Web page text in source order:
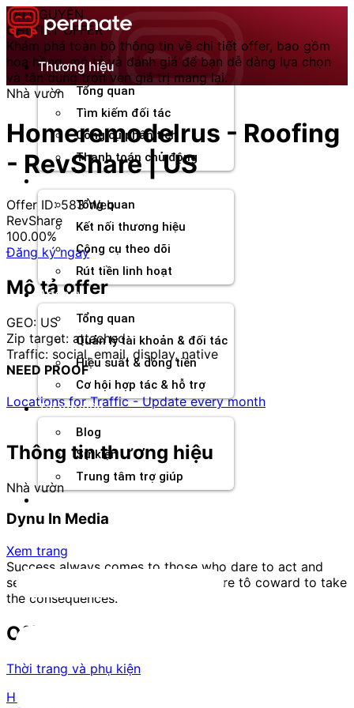
Chuyển
đến
nội
dungThương hiệu
Tổng quan
Tìm kiếm đối tác
Công cụ phân tích
Thanh toán chủ động
Tổng quan
Kết nối thương hiệu
Công cụ theo dõi
Rút tiền linh hoạt
Agency
Tổng quan
Quản lý tài khoản & đối tác
Hiệu suất & dòng tiền
Cơ hội hợp tác & hỗ trợ
Tài nguyên
Blog
Sự kiện
Trung tâm trợ giúp
TÀI NGUYÊN
CHI TIẾT OFFER
Khám phá toàn bộ thông tin về chi tiết offer, bao gồm
hoa hồng, mô tả và đánh giá để bạn dễ dàng lựa chọn
và tận dụng trọn vẹn giá trị mang lại.
Nhà vườn
Homeremodelrus - Roofing
- RevShare | US
Offer ID: 583 Web
RevShare
100.00%
Đăng ký ngay
Mô tả offer
GEO: US
Zip target: attached
Traffic: social, email, display, native
NEED PROOF
Locations for Traffic - Update every month
Thông tin thương hiệu
Nhà vườn
Dynu In Media
Xem trang
Success always comes to those who dare to act and
seldom comes close to those who are tô coward to take
the consequences.
Offer tương tự
Thời trang và phụ kiện
Hemp Hash - RevShare | UK